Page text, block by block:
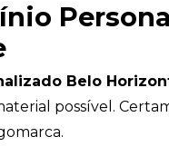
Belo
possível.